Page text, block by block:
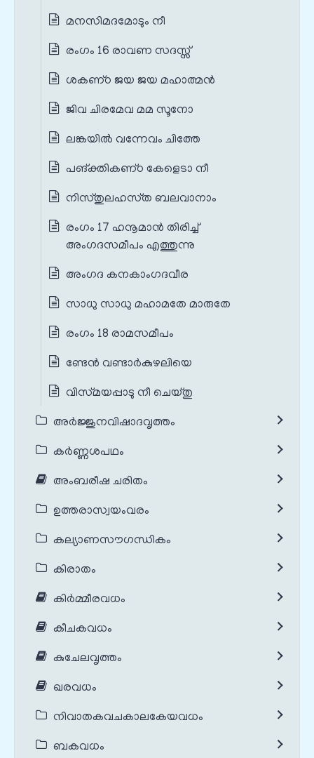
മനസിമദമോടും നീ
രംഗം 16 രാവണ സദസ്സ്
ശകണ്‌ഠ ജയ ജയ മഹാത്മന്‍
ജിവ ചിരമേവ മമ സൂനോ
ലങ്കയില്‍ വന്നേവം ചിത്തേ
പങ്‌ക്തികണ്‌ഠ കേളെടാ നീ
നിസ്‌തുലഹസ്‌ത ബലവാനാം
രംഗം 17 ഹനൂമാൻ തിരിച്ച്
അംഗദസമീപം എത്തുന്നു
അംഗദ കനകാംഗദവീര
സാധു സാധു മഹാമതേ മാരുതേ
രംഗം 18 രാമസമീപം
ണ്ടേന്‍ വണ്ടാര്‍കുഴലിയെ
വിസ്‌മയപ്പാടു നീ ചെയ്‌തു
അർജ്ജുനവിഷാദവൃത്തം
കർണ്ണശപഥം
അംബരീഷ ചരിതം
ഉത്തരാസ്വയംവരം
കല്യാണസൗഗന്ധികം
കിരാതം
കിർമ്മീരവധം
കീചകവധം
കുചേലവൃത്തം
ഖരവധം
നിവാതകവചകാലകേയവധം
ബകവധം